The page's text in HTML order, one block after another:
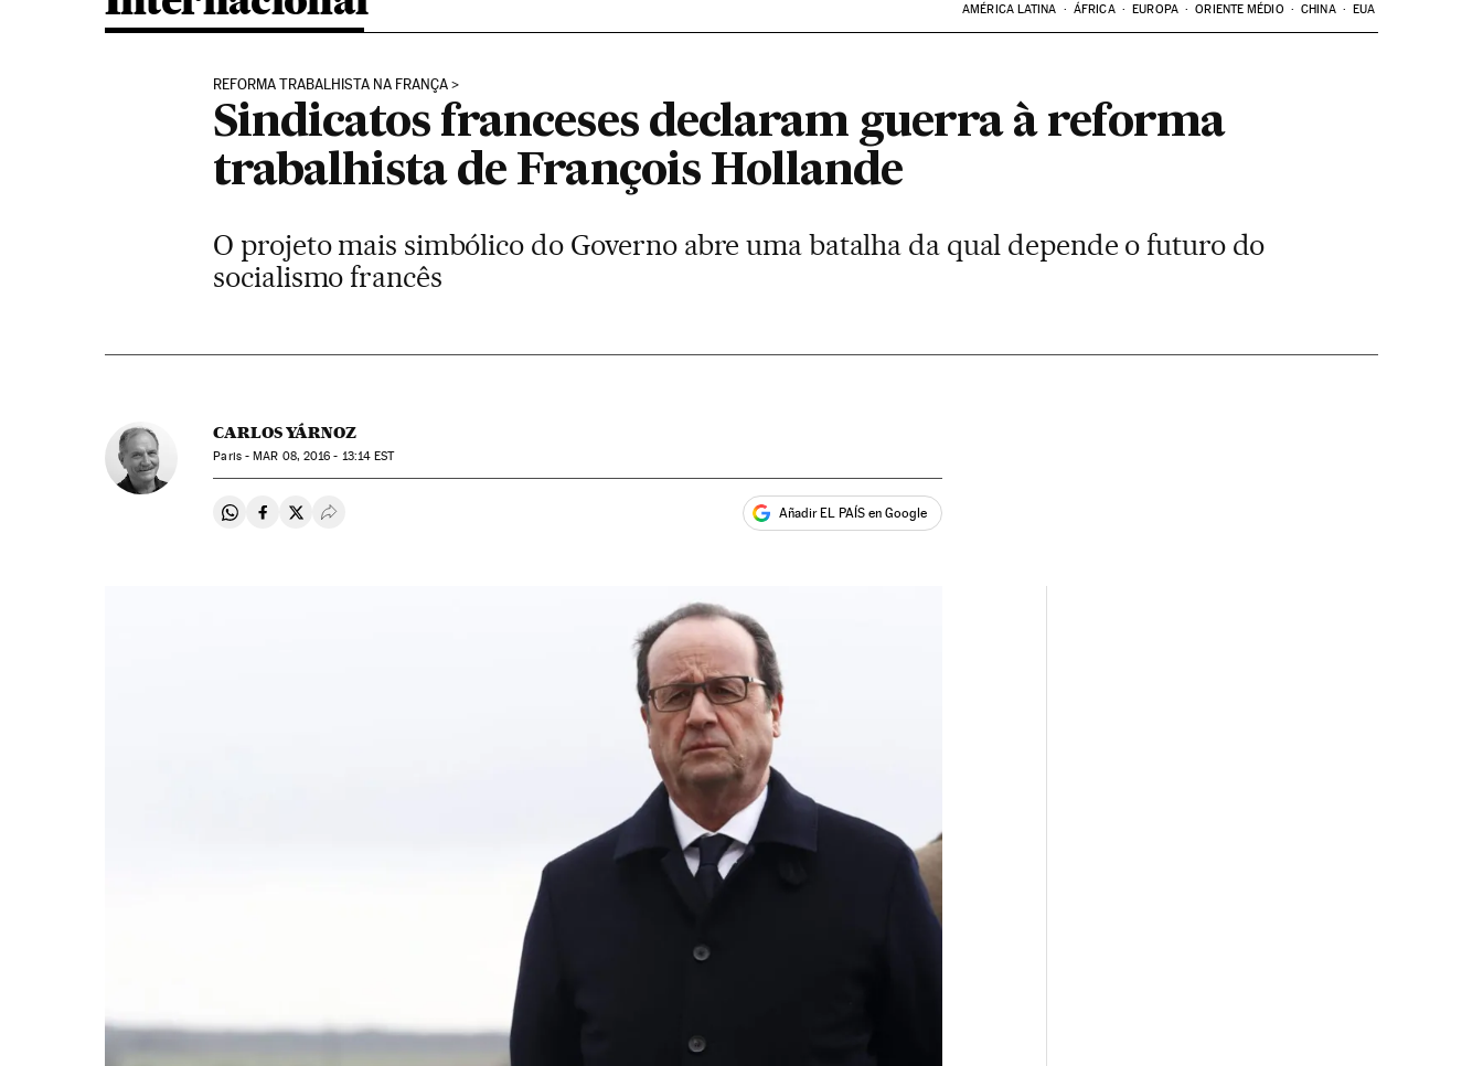
AMÉRICA LATINA ÁFRICA EUROPA ORIENTE MÉDIO CHINA EUA
REFORMA TRABALHISTA NA FRANÇA
Sindicatos franceses declaram guerra à reforma
trabalhista de François Hollande
O projeto mais simbólico do Governo abre uma batalha da qual depende o futuro do
socialismo francês
CARLOS YÁRNOZ
Paris -MAR 08, 2016 - 13:14 EST
Compartir en Whatsapp
Compartir en Facebook
Compartir en Twitter
Desplegar Redes Sociales Añadir EL PAÍS en Google